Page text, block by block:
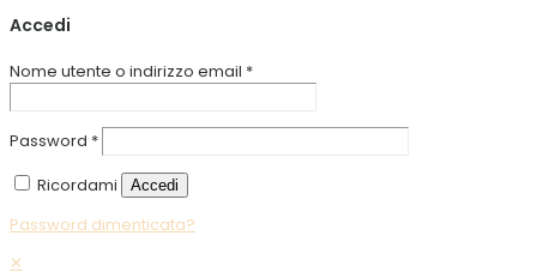
Accedi
Nome utente o indirizzo email *
Password *
Ricordami
Accedi
Password dimenticata?
✕